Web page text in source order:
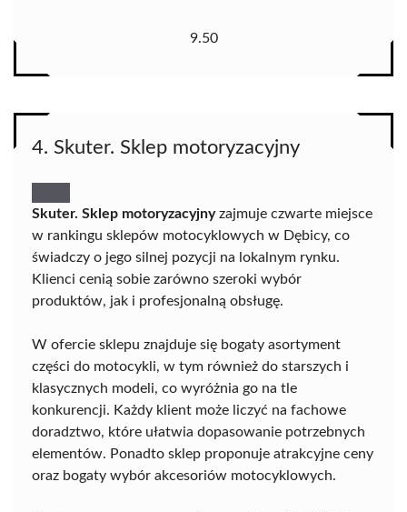
9.50
4. Skuter. Sklep motoryzacyjny
Skuter. Sklep motoryzacyjnyzajmuje czwarte miejsce
w rankingu sklepów motocyklowych w Dębicy, co
świadczy o jego silnej pozycji na lokalnym rynku.
Klienci cenią sobie zarówno szeroki wybór
produktów, jak i profesjonalną obsługę.
W ofercie sklepu znajduje się bogaty asortyment
części do motocykli, w tym również do starszych i
klasycznych modeli, co wyróżnia go na tle
konkurencji. Każdy klient może liczyć na fachowe
doradztwo, które ułatwia dopasowanie potrzebnych
elementów. Ponadto sklep proponuje atrakcyjne ceny
oraz bogaty wybór akcesoriów motocyklowych.